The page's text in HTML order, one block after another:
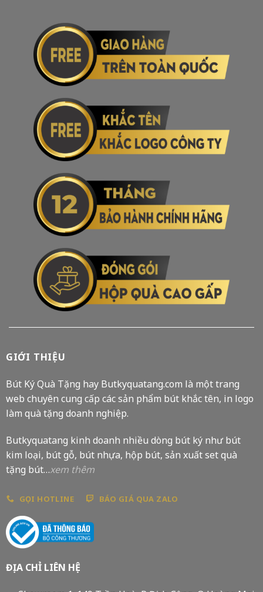
GIỚI THIỆU
Bút Ký Quà Tặng hay Butkyquatang.com là một trang
web chuyên cung cấp các sản phẩm bút khắc tên, in logo
làm quà tặng doanh nghiệp.
Butkyquatang kinh doanh nhiều dòng bút ký như bút
kim loại, bút gỗ, bút nhựa, hộp bút, sản xuất set quà
tặng bút…xem thêm
GỌI HOTLINE BÁO GIÁ QUA ZALO
ĐỊA CHỈ LIÊN HỆ